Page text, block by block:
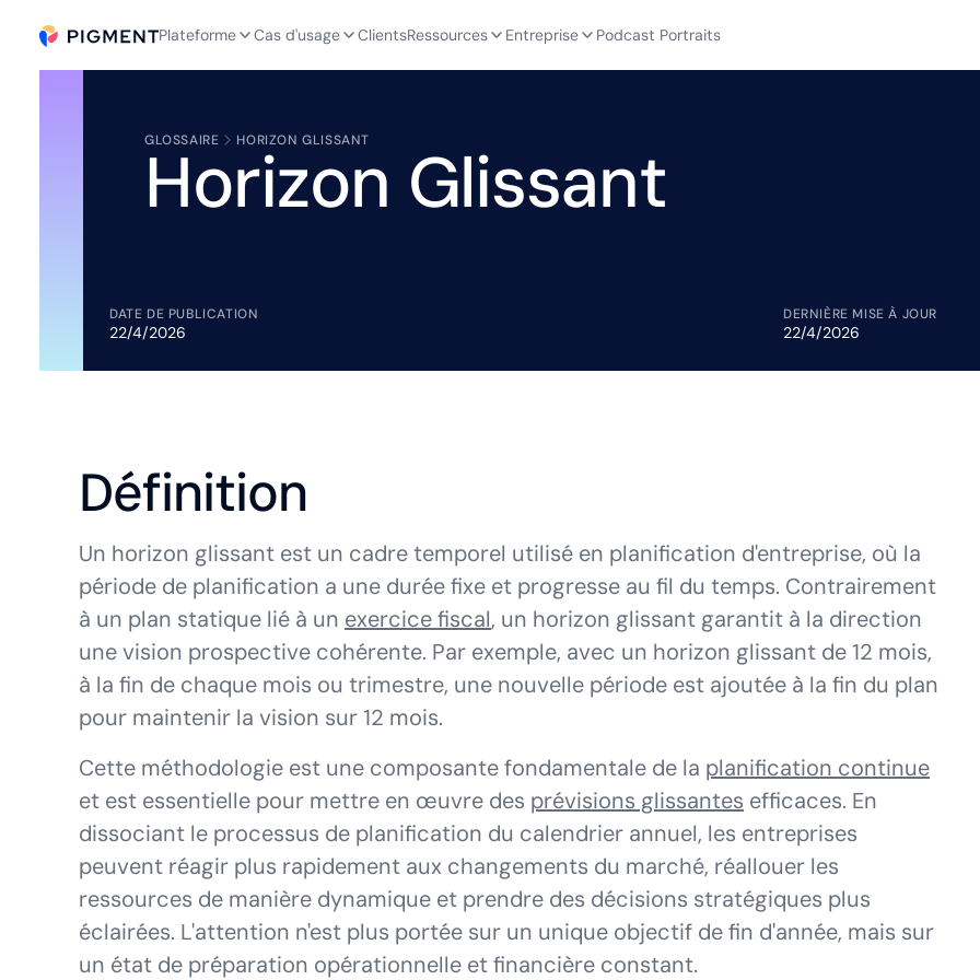
Plateforme Cas d'usage ClientsRessources Entreprise Podcast Portraits
GLOSSAIRE HORIZON GLISSANT
Horizon Glissant
DATE DE PUBLICATION
22/4/2026
DERNIÈRE MISE À JOUR
22/4/2026
Définition
Un horizon glissant est un cadre temporel utilisé en planification d'entreprise, où la
période de planification a une durée fixe et progresse au fil du temps. Contrairement
à un plan statique lié à un exercice fiscal, un horizon glissant garantit à la direction
une vision prospective cohérente. Par exemple, avec un horizon glissant de 12 mois,
à la fin de chaque mois ou trimestre, une nouvelle période est ajoutée à la fin du plan
pour maintenir la vision sur 12 mois.
Cette méthodologie est une composante fondamentale de la planification continue
et est essentielle pour mettre en œuvre des prévisions glissantes efficaces. En
dissociant le processus de planification du calendrier annuel, les entreprises
peuvent réagir plus rapidement aux changements du marché, réallouer les
ressources de manière dynamique et prendre des décisions stratégiques plus
éclairées. L'attention n'est plus portée sur un unique objectif de fin d'année, mais sur
un état de préparation opérationnelle et financière constant.